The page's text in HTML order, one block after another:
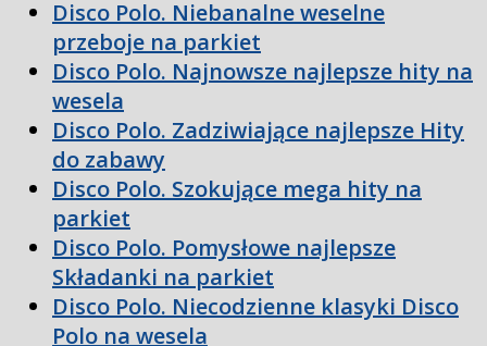
Disco Polo. Niebanalne weselne
przeboje na parkiet
Disco Polo. Najnowsze najlepsze hity na
wesela
Disco Polo. Zadziwiające najlepsze Hity
do zabawy
Disco Polo. Szokujące mega hity na
parkiet
Disco Polo. Pomysłowe najlepsze
Składanki na parkiet
Disco Polo. Niecodzienne klasyki Disco
Polo na wesela